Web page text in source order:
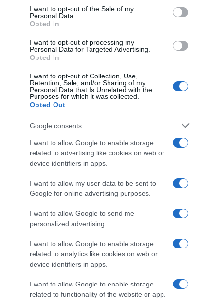
services and may gather and store information including but
not limited to your visit or usage behaviour. You may click to
grant or deny consent to Google and its third-party tags to
consent section.
I want to opt-out of the Sale of my
Personal Data.
Opted In
I want to opt-out of processing my
Personal Data for Targeted Advertising.
Opted In
I want to opt-out of Collection, Use,
Retention, Sale, and/or Sharing of my
Personal Data that Is Unrelated with the
Purposes for which it was collected.
Opted Out
Google consents
I want to allow Google to enable storage
related to advertising like cookies on web or
device identifiers in apps.
I want to allow my user data to be sent to
Google for online advertising purposes.
I want to allow Google to send me
personalized advertising.
I want to allow Google to enable storage
related to analytics like cookies on web or
device identifiers in apps.
I want to allow Google to enable storage
related to functionality of the website or app.
InvestirMag
Germania
Investieren24
UK
News Hub UK
Lgbtq News
Olanda
Investeren 24